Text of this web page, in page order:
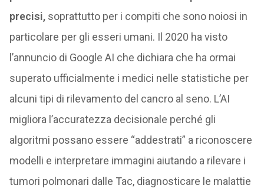
precisi,soprattutto per i compiti che sono noiosi in
particolare per gli esseri umani. Il 2020 ha visto
l’annuncio di Google AI che dichiara che ha ormai
superato ufficialmente i medici nelle statistiche per
alcuni tipi di rilevamento del cancro al seno. L’AI
migliora l’accuratezza decisionale perché gli
algoritmi possano essere “addestrati” a riconoscere
modelli e interpretare immagini aiutando a rilevare i
tumori polmonari dalle Tac, diagnosticare le malattie